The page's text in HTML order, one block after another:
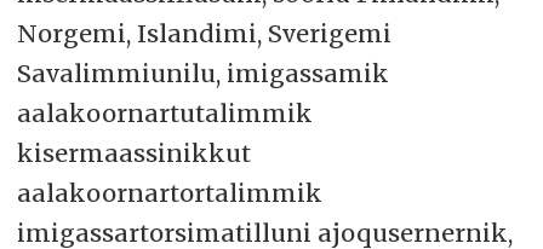
Norgemi, Islandimi, Sverigemi
Savalimmiunilu, imigassamik
aalakoornartutalimmik
kisermaassinikkut
aalakoornartortalimmik
imigassartorsimatilluni ajoqusernernik,